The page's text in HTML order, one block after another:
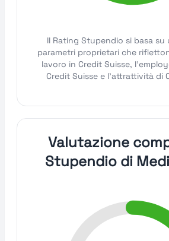
Il Rating Stupendio si basa su
parametri proprietari che
lavoro in Credit Suisse,
Credit Suisse e l'attrattività di
Valutazione
Stupendio di